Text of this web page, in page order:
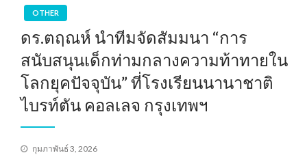
OTHER
ดร.ตฤณห์ นำทีมจัดสัมมนา “การ
สนับสนุนเด็กท่ามกลางความท้าทายใน
โลกยุคปัจจุบัน” ที่โรงเรียนนานาชาติ
ไบรท์ตัน คอลเลจ กรุงเทพฯ
Posted
กุมภาพันธ์ 3, 2026